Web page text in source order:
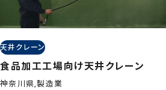
天井クレーン
食品加工工場向け天井クレーン
神奈川県,製造業